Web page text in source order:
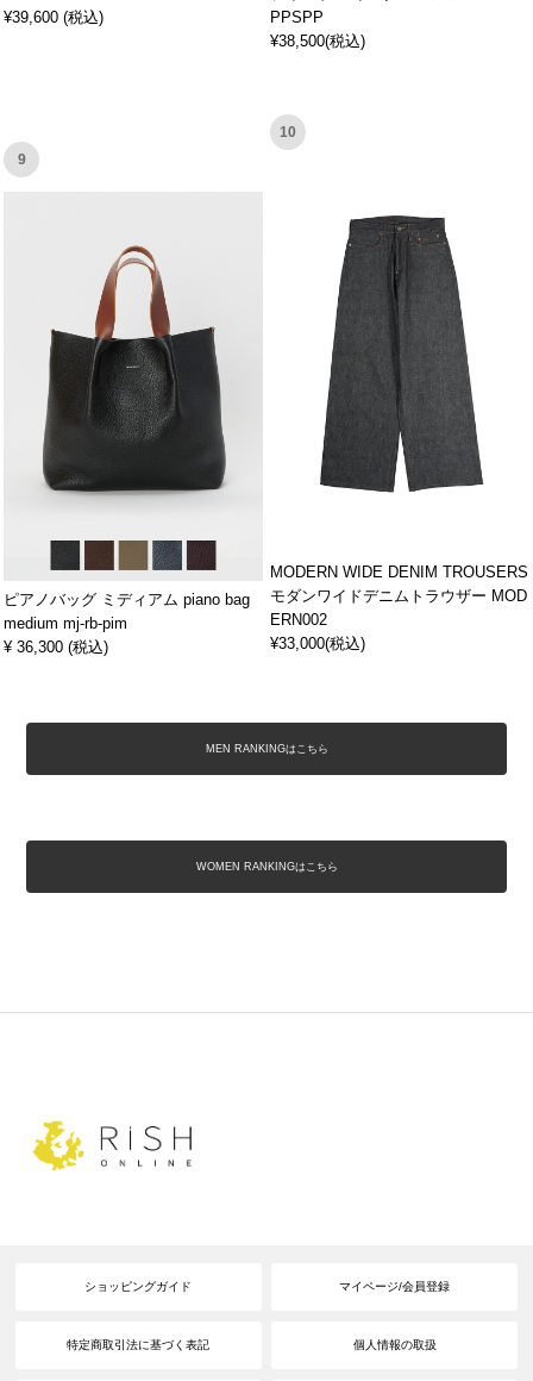
¥39,600 (税込)
PPSPP
¥38,500(税込)
9
ピアノバッグ ミディアム piano bag
medium mj-rb-pim
¥ 36,300 (税込)
10
MODERN WIDE DENIM TROUSERS
モダンワイドデニムトラウザー MOD
ERN002
¥33,000(税込)
MEN RANKINGはこちら
WOMEN RANKINGはこちら
ショッピングガイド マイページ/会員登録
特定商取引法に基づく表記 個人情報の取扱